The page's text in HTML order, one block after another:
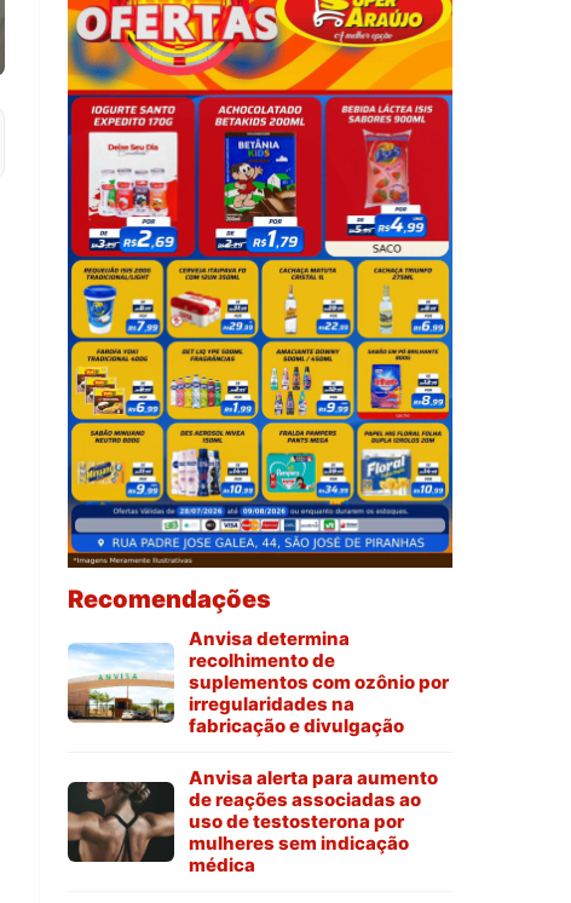
Recomendações
Anvisa determina
recolhimento de
suplementos com ozônio por
irregularidades na
fabricação e divulgação
Anvisa alerta para aumento
de reações associadas ao
uso de testosterona por
mulheres sem indicação
médica